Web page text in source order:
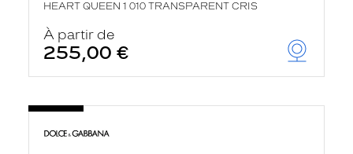
HEART QUEEN 1 010 TRANSPARENT CRIS
À partir de
255,00 €